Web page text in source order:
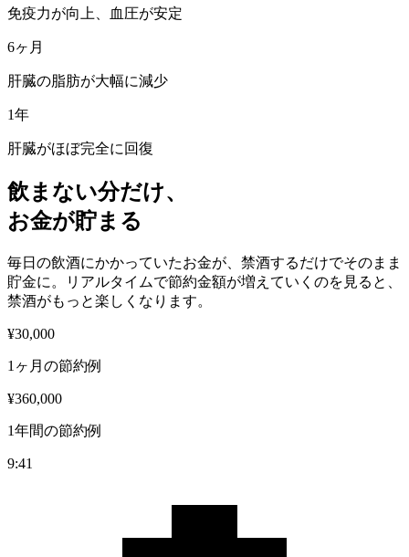
免疫力が向上、血圧が安定
6ヶ月
肝臓の脂肪が大幅に減少
1年
肝臓がほぼ完全に回復
飲まない分だけ、
お金が貯まる
毎日の飲酒にかかっていたお金が、禁酒するだけでそのまま
貯金に。リアルタイムで節約金額が増えていくのを見ると、
禁酒がもっと楽しくなります。
¥30,000
1ヶ月の節約例
¥360,000
1年間の節約例
9:41